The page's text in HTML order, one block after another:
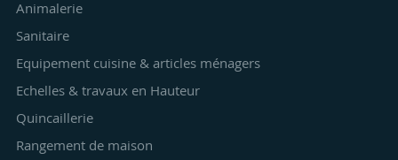
Animalerie
Sanitaire
Equipement cuisine & articles ménagers
Echelles & travaux en Hauteur
Quincaillerie
Rangement de maison